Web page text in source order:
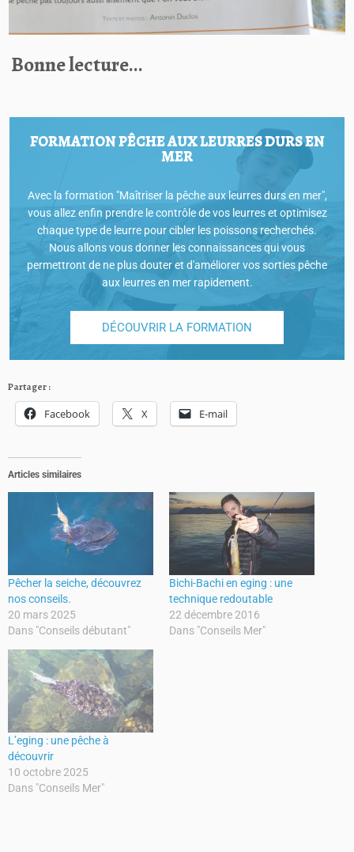
Bonne lecture…
FORMATION PÊCHE AUX LEURRES DURS EN
MER
Avec la formation "Maîtriser la pêche aux leurres durs en mer",
vous allez enfin prendre le contrôle de vos leurres et optimisez
chaque type de leurre pour cibler les poissons recherchés.
Nous allons vous donner les connaissances qui vous
permettront de ne plus douter et d'améliorer vos sorties pêche
aux leurres en mer rapidement.
DÉCOUVRIR LA FORMATION
Partager :
Facebook X E-mail
Articles similaires
Pêcher la seiche, découvrez
nos conseils.
20 mars 2025
Dans "Conseils débutant"
Bichi-Bachi en eging : une
technique redoutable
22 décembre 2016
Dans "Conseils Mer"
L’eging : une pêche à
découvrir
10 octobre 2025
Dans "Conseils Mer"